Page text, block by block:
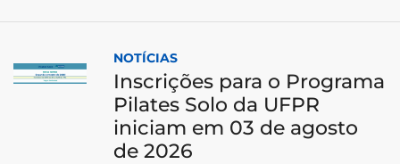
NOTÍCIAS
Inscrições para o Programa
Pilates Solo da UFPR
iniciam em 03 de agosto
de 2026